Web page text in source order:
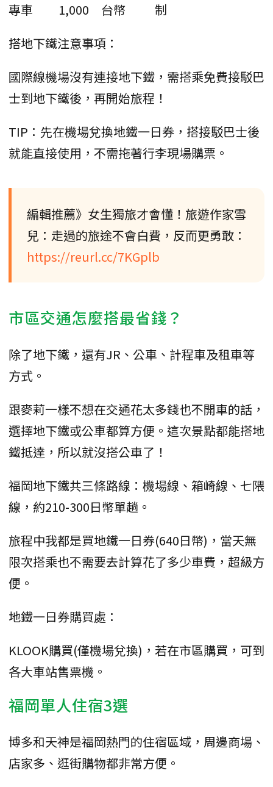
專車
1,000 台幣
制
搭地下鐵注意事項：
國際線機場沒有連接地下鐵，需搭乘免費接駁巴
士到地下鐵後，再開始旅程！
TIP：先在機場兌換地鐵一日券，搭接駁巴士後
就能直接使用，不需拖著行李現場購票。
編輯推薦》女生獨旅才會懂！旅遊作家雪
兒：走過的旅途不會白費，反而更勇敢：
https://reurl.cc/7KGplb
市區交通怎麼搭最省錢？
除了地下鐵，還有JR、公車、計程車及租車等
方式。
跟麥莉一樣不想在交通花太多錢也不開車的話，
選擇地下鐵或公車都算方便。這次景點都能搭地
鐵抵達，所以就沒搭公車了！
福岡地下鐵共三條路線：機場線、箱崎線、七隈
線，約210-300日幣單趟。
旅程中我都是買地鐵一日券(640日幣)，當天無
限次搭乘也不需要去計算花了多少車費，超級方
便。
地鐵一日券購買處：
KLOOK購買(僅機場兌換)，若在市區購買，可到
各大車站售票機。
福岡單人住宿3選
博多和天神是福岡熱門的住宿區域，周邊商場、
店家多、逛街購物都非常方便。